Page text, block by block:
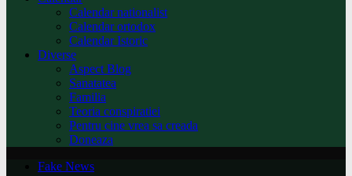
Calendar nationalist
Calendar ortodox
Calendar Istoric
Diverse
Aspect Blog
Sanatatea
Familia
Teoria conspiratiei
Pentru cine vrea sa creada
Doneaza
Fake News